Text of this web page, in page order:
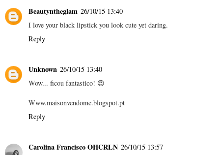
Beautyntheglam 26/10/15 13:40
I love your black lipstick you look cute yet daring.
Reply
Unknown 26/10/15 13:40
Wow... ficou fantastico! 😍
Www.maisonvendome.blogspot.pt
Reply
Carolina Francisco OHCRLN 26/10/15 13:57